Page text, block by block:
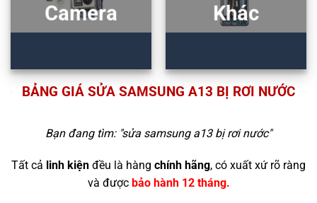
Camera Khác
BẢNG GIÁ SỬA SAMSUNG A13 BỊ RƠI NƯỚC
Bạn đang tìm: "sửa samsung a13 bị rơi nước"
Tất cả linh kiện đều là hàng chính hãng, có xuất xứ rõ ràng
và được bảo hành 12 tháng.